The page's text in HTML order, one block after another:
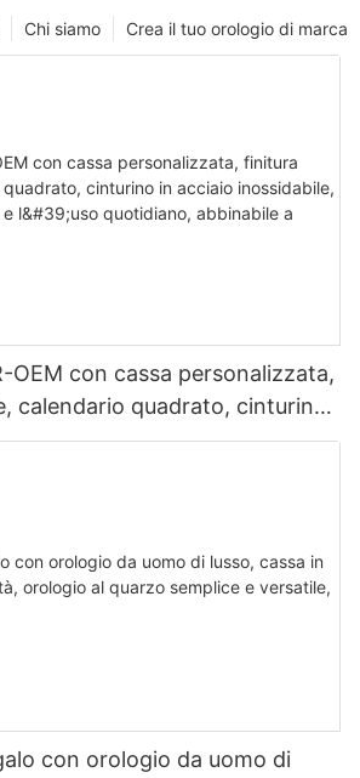
Crea il tuo orologio di marca
Chi siamo
OEM con cassa personalizzata,
calendario quadrato, cinturino
perfetto per il lavoro e
con orologio da uomo di